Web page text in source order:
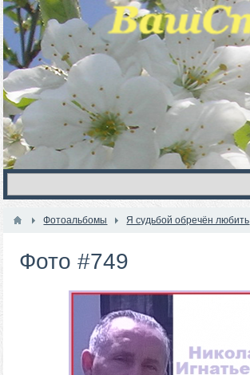
Фотоальбомы Я судьбой обречён любить
Фото #749